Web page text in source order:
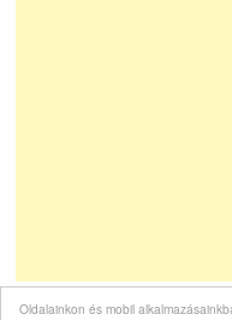
Oldalainkon és mobil